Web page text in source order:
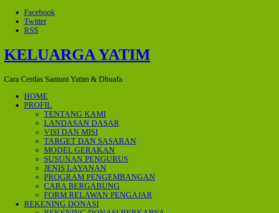
Facebook
Twitter
RSS
KELUARGA YATIM
Cara Cerdas Santuni Yatim & Dhuafa
HOME
PROFIL
TENTANG KAMI
LANDASAN DASAR
VISI DAN MISI
TARGET DAN SASARAN
MODEL GERAKAN
SUSUNAN PENGURUS
JENIS LAYANAN
PROGRAM PENGEMBANGAN
CARA BERGABUNG
FORM RELAWAN PENGAJAR
REKENING DONASI